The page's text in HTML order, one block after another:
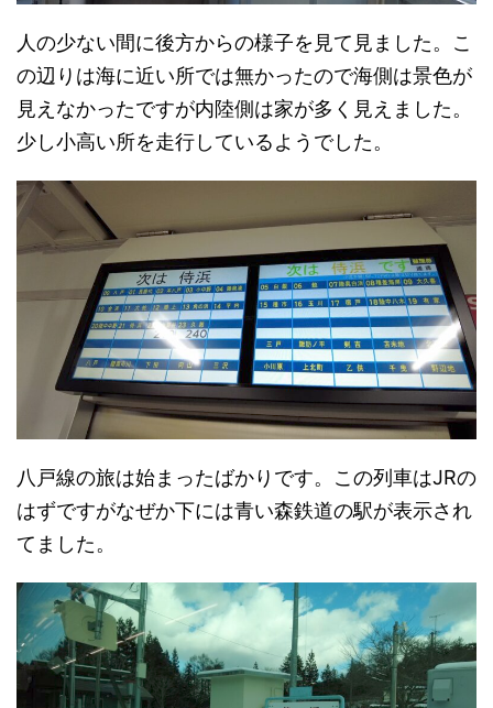
人の少ない間に後方からの様子を見て見ました。こ
の辺りは海に近い所では無かったので海側は景色が
見えなかったですが内陸側は家が多く見えました。
少し小高い所を走行しているようでした。
八戸線の旅は始まったばかりです。この列車はJRの
はずですがなぜか下には青い森鉄道の駅が表示され
てました。